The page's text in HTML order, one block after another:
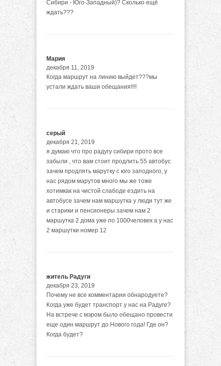
Сибири - Юго-Западный)? Сколько ещё
ждать???
Мария
декабря 11, 2019
Когда маршрут на линию выйдет???мы
устали ждать ваши обещания!!!!
серый
декабря 21, 2019
я думаю что про радугу сибири прото все
забыли , что вам стоит продлить 55 автобус
зачем продлять марутку с юго заподного, у
нас рядом марутов много мы же тоже
хотимкак на чистой слабоде ездить на
автобусе зачем нам маршутка у люди тут же
и старики и пенсионеры зачем нам 2
маршутка 2 дома уже по 1000человек а у нас
2 маршутки номер 12
житель Радуги
декабря 23, 2019
Почему не все комментарии обнародуете?
Когда уже будет транспорт у нас на Радуге?
На встрече с мэром было обещано провести
еще один маршрут до Нового года! Где он?
Когда будет?